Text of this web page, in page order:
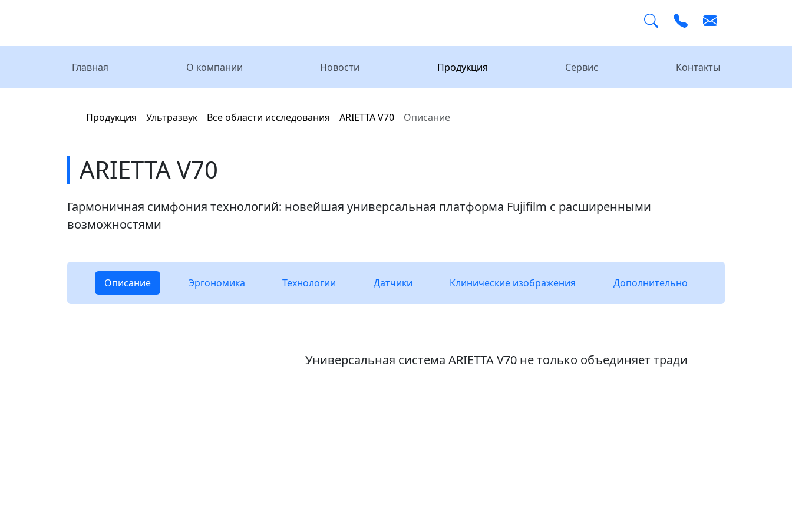
Главная О компании Новости Продукция Сервис Контакты
Главная
Продукция Ультразвук Все области исследования ARIETTA V70 Описание
ARIETTA V70
Гармоничная симфония технологий: новейшая универсальная платформа Fujifilm с расширенными
возможностями
Описание Эргономика Технологии Датчики Клинические изображения Дополнительно
Универсальная система ARIETTA V70 не только объединяет тради